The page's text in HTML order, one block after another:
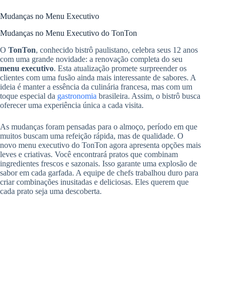
Mudanças no Menu Executivo
Mudanças no Menu Executivo do TonTon
O TonTon, conhecido bistrô paulistano, celebra seus 12 anos
com uma grande novidade: a renovação completa do seu
menu executivo. Esta atualização promete surpreender os
clientes com uma fusão ainda mais interessante de sabores. A
ideia é manter a essência da culinária francesa, mas com um
toque especial da gastronomia brasileira. Assim, o bistrô busca
oferecer uma experiência única a cada visita.
As mudanças foram pensadas para o almoço, período em que
muitos buscam uma refeição rápida, mas de qualidade. O
novo menu executivo do TonTon agora apresenta opções mais
leves e criativas. Você encontrará pratos que combinam
ingredientes frescos e sazonais. Isso garante uma explosão de
sabor em cada garfada. A equipe de chefs trabalhou duro para
criar combinações inusitadas e deliciosas. Eles querem que
cada prato seja uma descoberta.